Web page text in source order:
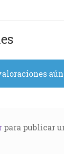
para publicar